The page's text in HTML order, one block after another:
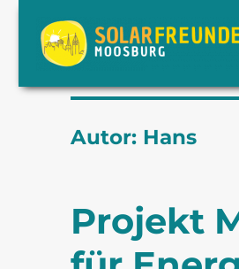
Solarfreunde
Autor: Hans
Projekt